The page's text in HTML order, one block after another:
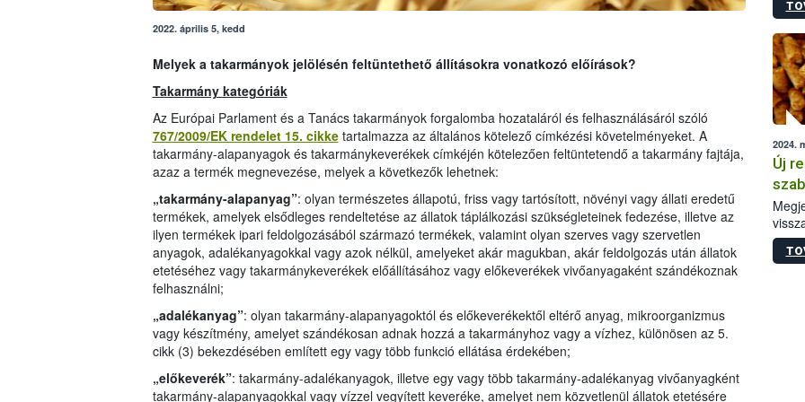
2022. április 5, kedd
Melyek a takarmányok jelölésén feltüntethető állításokra vonatkozó előírások?
Takarmány kategóriák
Az Európai Parlament és a Tanács takarmányok forgalomba hozataláról és felhasználásáról szóló
767/2009/EK rendelet 15. cikketartalmazza az általános kötelező címkézési követelményeket. A
takarmány-alapanyagok és takarmánykeverékek címkéjén kötelezően feltüntetendő a takarmány fajtája,
azaz a termék megnevezése, melyek a következők lehetnek:
„takarmány-alapanyag”: olyan természetes állapotú, friss vagy tartósított, növényi vagy állati eredetű
termékek, amelyek elsődleges rendeltetése az állatok táplálkozási szükségleteinek fedezése, illetve az
ilyen termékek ipari feldolgozásából származó termékek, valamint olyan szerves vagy szervetlen
anyagok, adalékanyagokkal vagy azok nélkül, amelyeket akár magukban, akár feldolgozás után állatok
etetéséhez vagy takarmánykeverékek előállításához vagy előkeverékek vivőanyagaként szándékoznak
felhasználni;
„adalékanyag”: olyan takarmány-alapanyagoktól és előkeverékektől eltérő anyag, mikroorganizmus
vagy készítmény, amelyet szándékosan adnak hozzá a takarmányhoz vagy a vízhez, különösen az 5.
cikk (3) bekezdésében említett egy vagy több funkció ellátása érdekében;
„előkeverék”: takarmány-adalékanyagok, illetve egy vagy több takarmány-adalékanyag vivőanyagként
takarmány-alapanyagokkal vagy vízzel vegyített keveréke, amelyet nem közvetlenül állatok etetésére
2024.
Új